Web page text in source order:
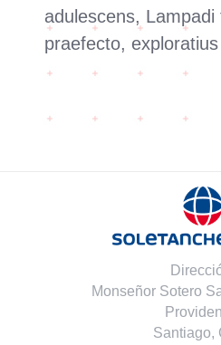
adulescens, Lampadi
praefecto,
Monseñor Sotero
Santiago,